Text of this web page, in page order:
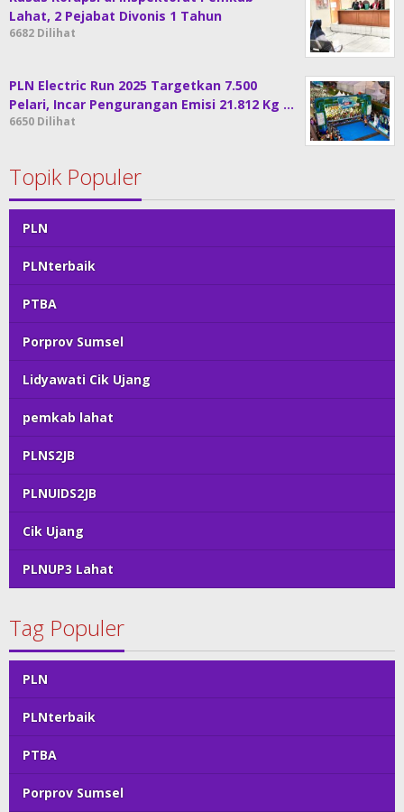
Lahat, 2 Pejabat Divonis 1 Tahun
6682 Dilihat
PLN Electric Run 2025 Targetkan 7.500
Pelari, Incar Pengurangan Emisi 21.812 Kg …
6650 Dilihat
Topik Populer
PLN
PLNterbaik
PTBA
Porprov Sumsel
Lidyawati Cik Ujang
pemkab lahat
PLNS2JB
PLNUIDS2JB
Cik Ujang
PLNUP3 Lahat
Tag Populer
PLN
PLNterbaik
PTBA
Porprov Sumsel